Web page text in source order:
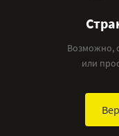
Возможно,
или